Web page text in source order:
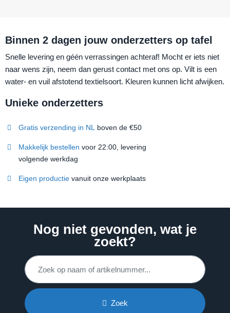
Binnen 2 dagen jouw onderzetters op tafel
Snelle levering en géén verrassingen achteraf! Mocht er iets niet
naar wens zijn, neem dan gerust contact met ons op. Vilt is een
water- en vuil afstotend textielsoort. Kleuren kunnen licht afwijken.
Unieke onderzetters
Gratis verzending in NL boven de €50
Makkelijk bestellen voor 22:00, levering
volgende werkdag
Eigen productie vanuit onze werkplaats
Nog niet gevonden, wat je
zoekt?
Zoek